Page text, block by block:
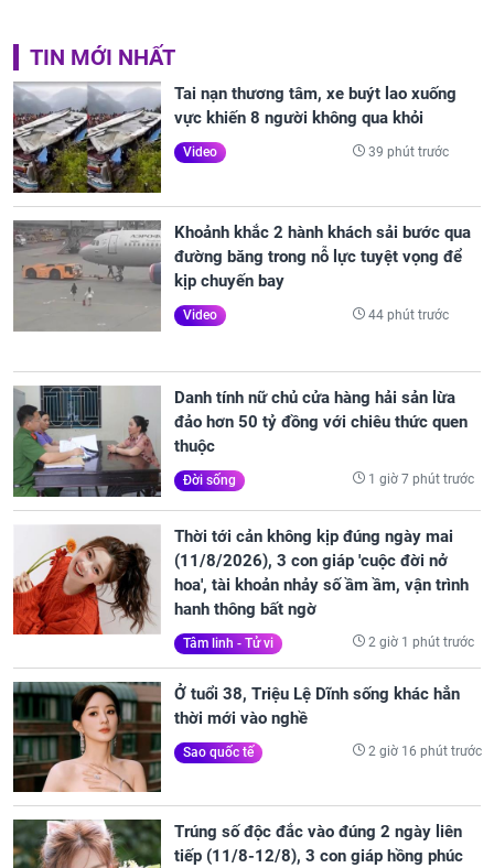
TIN MỚI NHẤT
Tai nạn thương tâm, xe buýt lao xuống
vực khiến 8 người không qua khỏi
Video 39 phút trước
Khoảnh khắc 2 hành khách sải bước qua
đường băng trong nỗ lực tuyệt vọng để
kịp chuyến bay
Video 44 phút trước
Danh tính nữ chủ cửa hàng hải sản lừa
đảo hơn 50 tỷ đồng với chiêu thức quen
thuộc
Đời sống 1 giờ 7 phút trước
Thời tới cản không kịp đúng ngày mai
(11/8/2026), 3 con giáp 'cuộc đời nở
hoa', tài khoản nhảy số ầm ầm, vận trình
hanh thông bất ngờ
Tâm linh - Tử vi 2 giờ 1 phút trước
Ở tuổi 38, Triệu Lệ Dĩnh sống khác hẳn
thời mới vào nghề
Sao quốc tế 2 giờ 16 phút trước
Trúng số độc đắc vào đúng 2 ngày liên
tiếp (11/8-12/8), 3 con giáp hồng phúc